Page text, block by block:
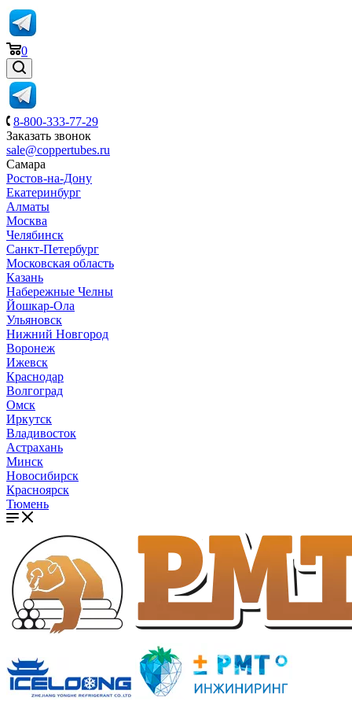
0
8-800-333-77-29
Заказать звонок
sale@coppertubes.ru
Самара
Ростов-на-Дону
Екатеринбург
Алматы
Москва
Челябинск
Санкт-Петербург
Московская область
Казань
Набережные Челны
Йошкар-Ола
Ульяновск
Нижний Новгород
Воронеж
Ижевск
Краснодар
Волгоград
Омск
Иркутск
Владивосток
Астрахань
Минск
Новосибирск
Красноярск
Тюмень